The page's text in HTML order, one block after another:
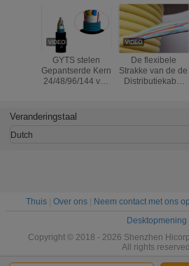
GYTS stelen
Gepantserde Kern
24/48/96/144 van
van SM
Ondergrondse
De flexibele
Strakke van de de
Distributiekabel
Veranderingstaal
Dutch
Thuis Over ons Neem contact met ons op
Desktopmening
Copyright © 2018 - 2026 Shenzhen
All rights